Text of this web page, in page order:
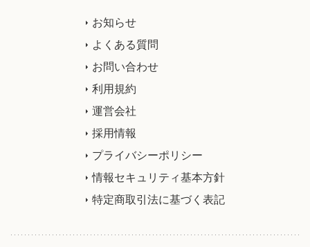
お知らせ
よくある質問
お問い合わせ
利用規約
運営会社
採用情報
プライバシーポリシー
情報セキュリティ基本方針
特定商取引法に基づく表記